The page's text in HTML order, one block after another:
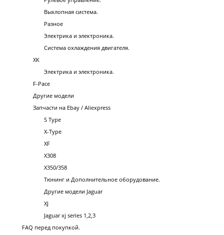
Выхлопная система.
Разное
Электрика и электроника.
Система охлаждения двигателя.
XK
Электрика и электроника.
F-Pace
Другие модели
Запчасти на Ebay / Aliexpress
S Type
X-Type
XF
X308
X350/358
Тюнинг и Дополнительное оборудование.
Другие модели Jaguar
XJ
Jaguar xj series 1,2,3
FAQ перед покупкой.